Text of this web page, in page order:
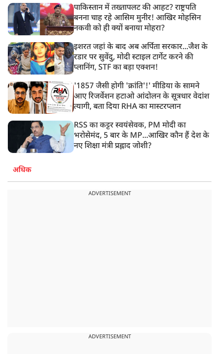
पाकिस्तान में तख्तापलट की आहट? राष्ट्रपति
बनना चाह रहे आसिम मुनीर! आखिर मोहसिन
नकवी को ही क्यों बनाया मोहरा?
इशरत जहां के बाद अब अर्पिता सरकार...जैश के
रडार पर सुवेंदु, मोदी स्टाइल टार्गेट करने की
प्लानिंग, STF का बड़ा एक्शन!
'1857 जैसी होगी 'क्रांति'!' मीडिया के सामने
आए रिजर्वेशन हटाओ आंदोलन के सूत्रधार वेदांश
त्यागी, बता दिया RHA का मास्टरप्लान
RSS का कट्टर स्वयंसेवक, PM मोदी का
भरोसेमंद, 5 बार के MP...आखिर कौन हैं देश के
नए शिक्षा मंत्री प्रह्लाद जोशी?
अधिक
ADVERTISEMENT
ADVERTISEMENT